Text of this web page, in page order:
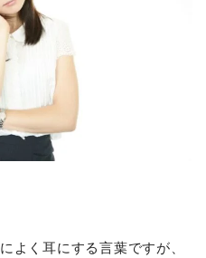
よく耳にする言葉ですが、